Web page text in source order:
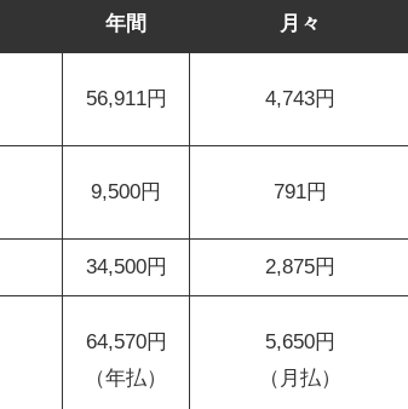
年間 月々
56,911円 4,743円
9,500円 791円
34,500円 2,875円
64,570円
（年払）
5,650円
（月払）